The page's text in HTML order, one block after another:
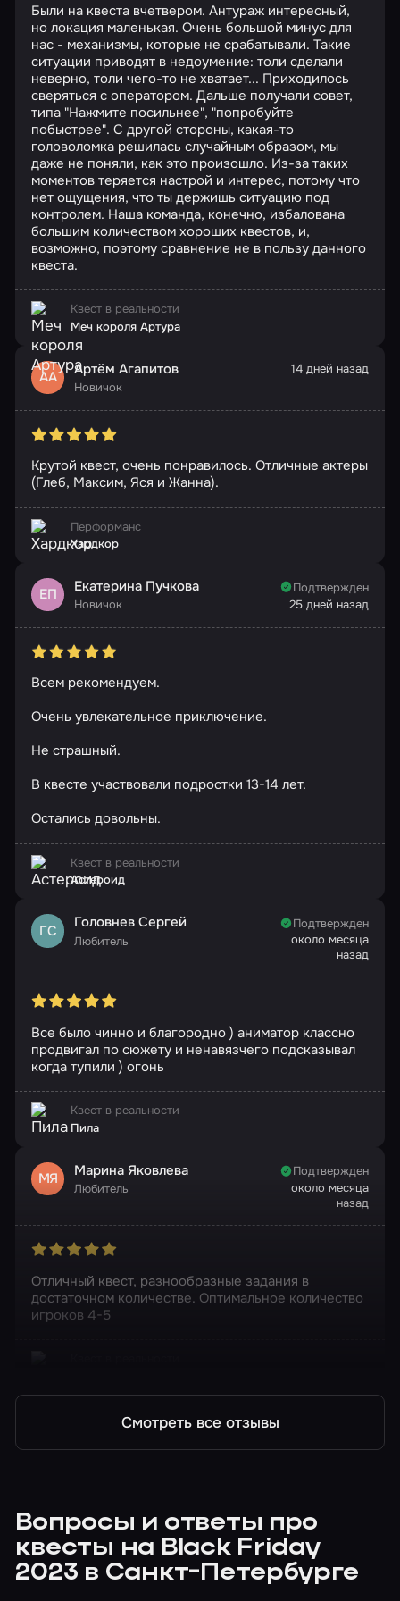
Были на квеста вчетвером. Антураж интересный,
но локация маленькая. Очень большой минус для
нас - механизмы, которые не срабатывали. Такие
ситуации приводят в недоумение: толи сделали
неверно, толи чего-то не хватает... Приходилось
сверяться с оператором. Дальше получали совет,
типа "Нажмите посильнее", "попробуйте
побыстрее". С другой стороны, какая-то
головоломка решилась случайным образом, мы
даже не поняли, как это произошло. Из-за таких
моментов теряется настрой и интерес, потому что
нет ощущения, что ты держишь ситуацию под
контролем. Наша команда, конечно, избалована
большим количеством хороших квестов, и,
возможно, поэтому сравнение не в пользу данного
квеста.
Квест в реальности
Меч короля Артура
АА Артём Агапитов
Новичок
14 дней назад
Крутой квест, очень понравилось. Отличные актеры
(Глеб, Максим, Яся и Жанна).
Перформанс
Хардкор
ЕП Екатерина Пучкова
Новичок
Подтвержден
25 дней назад
Всем рекомендуем.
Очень увлекательное приключение.
Не страшный.
В квесте участвовали подростки 13-14 лет.
Остались довольны.
Квест в реальности
Астероид
ГС Головнев Сергей
Любитель
Подтвержден
около месяца
назад
Все было чинно и благородно ) аниматор классно
продвигал по сюжету и ненавязчего подсказывал
когда тупили ) огонь
Квест в реальности
Пила
МЯ Марина Яковлева
Любитель
Подтвержден
около месяца
назад
Отличный квест, разнообразные задания в
достаточном количестве. Оптимальное количество
игроков 4-5
Смотреть все отзывы
Вопросы и ответы про
квесты на Black Friday
2023 в Санкт-Петербурге